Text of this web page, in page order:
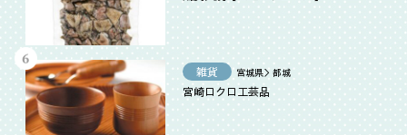
雑貨 宮城県＞都城
宮崎ロクロ工芸品